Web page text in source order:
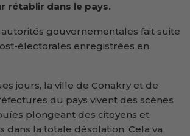
rétablir dans le pays.
autorités gouvernementales fait suite
électorales enregistrées en
jours, la ville de Conakry et de
du pays vivent des scènes
plongeant des citoyens et
dans la totale désolation. Cela va